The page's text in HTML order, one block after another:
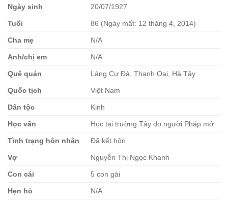
Ngày sinh 20/07/1927
Tuổi 86 (Ngày mất: 12 tháng 4, 2014)
Cha mẹ N/A
Anh/chị em N/A
Quê quán Làng Cự Đà, Thanh Oai, Hà Tây
Quốc tịch Việt Nam
Dân tộc Kinh
Học vấn Học tại trường Tây do người Pháp mở
Tình trạng hôn nhân Đã kết hôn
Vợ Nguyễn Thị Ngọc Khanh
Con cái 5 con gái
Hẹn hò N/A